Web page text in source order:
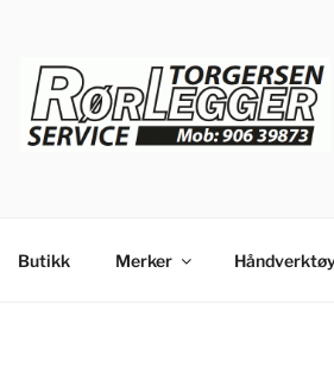
Butikk Merker